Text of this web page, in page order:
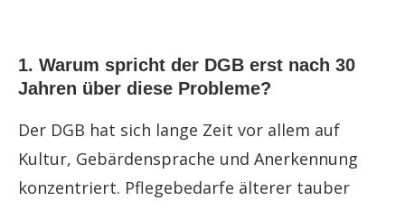
1. Warum spricht der DGB erst nach 30
Jahren über diese Probleme?
Der DGB hat sich lange Zeit vor allem auf
Kultur, Gebärdensprache und Anerkennung
konzentriert. Pflegebedarfe älterer tauber